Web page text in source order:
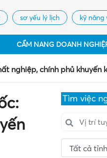
sơ yếu lý lịch kỹ năng
CẨM NANG DOANH
nghiệp, chính phủ
Tìm việc